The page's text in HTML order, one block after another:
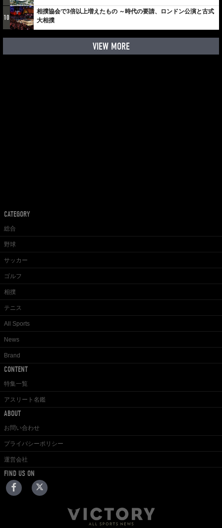
10
相撲協会で3倍以上増えたもの ～時代の要請、ロンドン公演と古式
大相撲
VIEW MORE
CATEGORY
総合
野球
サッカー
ゴルフ
相撲
テニス
All Sports
News
Brand
CONTENT
特集一覧
アスリート名鑑
ABOUT
お問い合わせ
プライバシーポリシー
運営会社
FIND US ON